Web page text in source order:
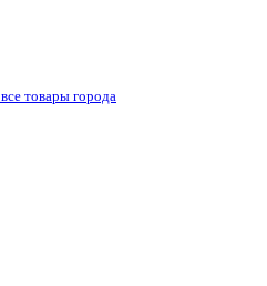
все товары города